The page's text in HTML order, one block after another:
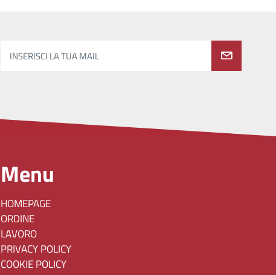
INSERISCI LA TUA MAIL
Menu
HOMEPAGE
ORDINE
LAVORO
PRIVACY POLICY
COOKIE POLICY